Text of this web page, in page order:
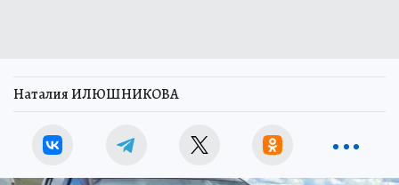
Наталия ИЛЮШНИКОВА